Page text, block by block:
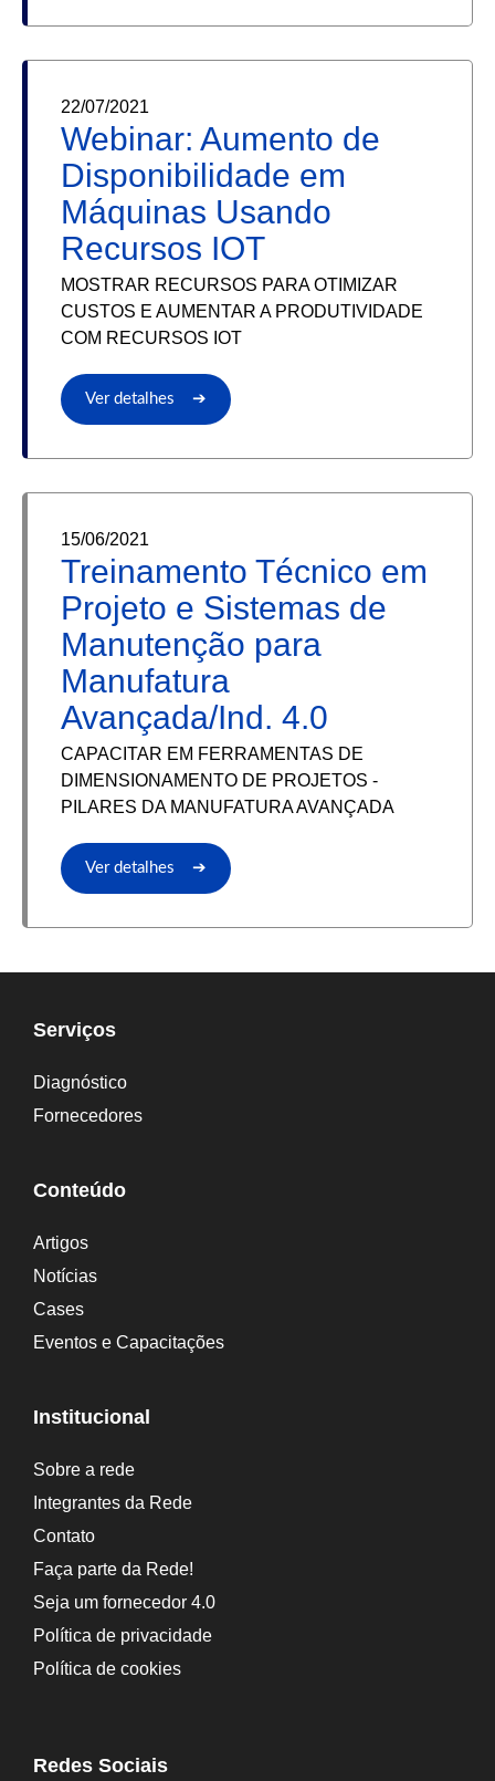
22/07/2021
Webinar: Aumento de
Disponibilidade em
Máquinas Usando
Recursos IOT
MOSTRAR RECURSOS PARA OTIMIZAR
CUSTOS E AUMENTAR A PRODUTIVIDADE
COM RECURSOS IOT
Ver detalhes ➔
15/06/2021
Treinamento Técnico em
Projeto e Sistemas de
Manutenção para
Manufatura
Avançada/Ind. 4.0
CAPACITAR EM FERRAMENTAS DE
DIMENSIONAMENTO DE PROJETOS -
PILARES DA MANUFATURA AVANÇADA
Ver detalhes ➔
Serviços
Diagnóstico
Fornecedores
Conteúdo
Artigos
Notícias
Cases
Eventos e Capacitações
Institucional
Sobre a rede
Integrantes da Rede
Contato
Faça parte da Rede!
Seja um fornecedor 4.0
Política de privacidade
Política de cookies
Redes Sociais